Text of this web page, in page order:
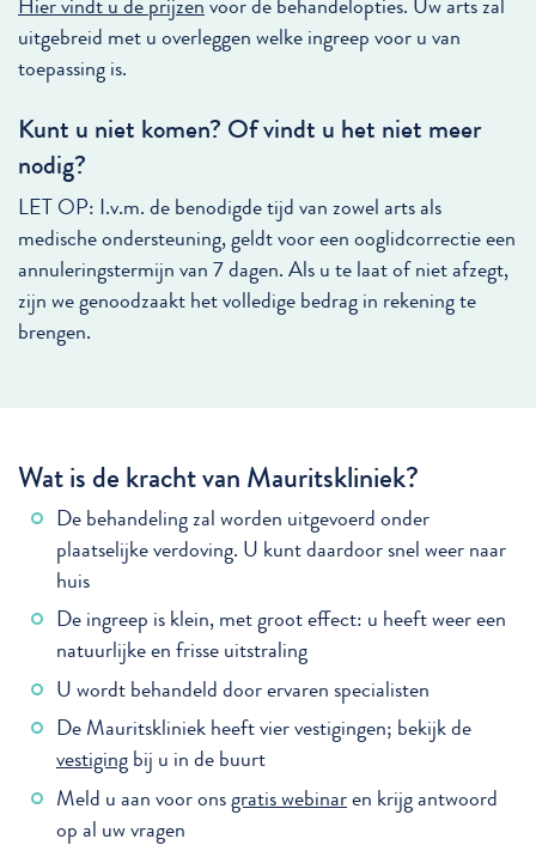
Hier vindt u de prijzen voor de behandelopties. Uw arts zal
uitgebreid met u overleggen welke ingreep voor u van
toepassing is.
Kunt u niet komen? Of vindt u het niet meer
nodig?
LET OP: I.v.m. de benodigde tijd van zowel arts als
medische ondersteuning, geldt voor een ooglidcorrectie een
annuleringstermijn van 7 dagen. Als u te laat of niet afzegt,
zijn we genoodzaakt het volledige bedrag in rekening te
brengen.
Wat is de kracht van Mauritskliniek?
De behandeling zal worden uitgevoerd onder
plaatselijke verdoving. U kunt daardoor snel weer naar
huis
De ingreep is klein, met groot effect: u heeft weer een
natuurlijke en frisse uitstraling
U wordt behandeld door ervaren specialisten
De Mauritskliniek heeft vier vestigingen; bekijk de
vestiging bij u in de buurt
Meld u aan voor onsgratis webinaren krijg antwoord
op al uw vragen